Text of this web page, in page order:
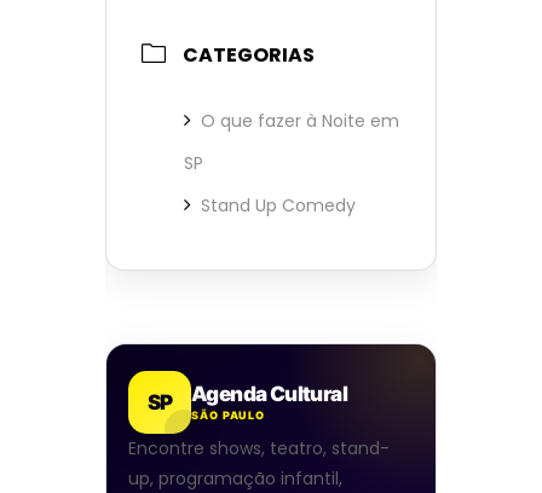
CATEGORIAS
O que fazer à Noite em
SP
Stand Up Comedy
SP Agenda Cultural
SÃO PAULO
Encontre shows, teatro, stand-
up, programação infantil,